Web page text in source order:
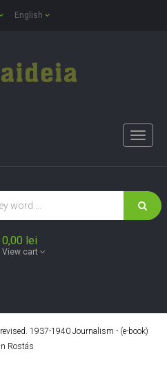
English
Toggle
0,00 lei
View cart
revised. 1937-1940 Journalism - (e-book)
Rostás